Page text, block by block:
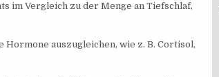
im Vergleich zu der Menge an Tiefschlaf,
auszugleichen, wie z. B. Cortisol,